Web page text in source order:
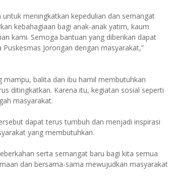
meningkatkan kepedulian dan semangat
kebahagiaan bagi anak-anak yatim, kaum
kami. Semoga bantuan yang diberikan dapat
Jorongan dengan masyarakat,”
balita dan ibu hamil membutuhkan
ditingkatkan. Karena itu, kegiatan sosial seperti
masyarakat.
dapat terus tumbuh dan menjadi inspirasi
yang membutuhkan.
serta semangat baru bagi kita semua
dan bersama-sama mewujudkan masyarakat